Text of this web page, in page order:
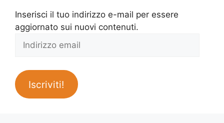
Inserisci il tuo indirizzo e-mail per essere
aggiornato sui nuovi contenuti.
Indirizzo
Iscriviti!